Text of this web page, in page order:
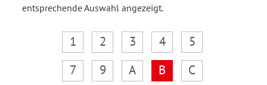
entsprechende Auswahl angezeigt.
1 2 3 4
5
7
9 A B
C